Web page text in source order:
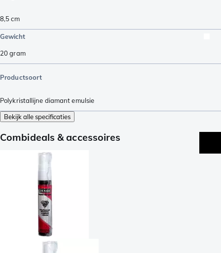
8,5cm
Gewicht
20gram
Productsoort
Polykristallijne diamant emulsie
Bekijk alle specificaties
Combideals & accessoires